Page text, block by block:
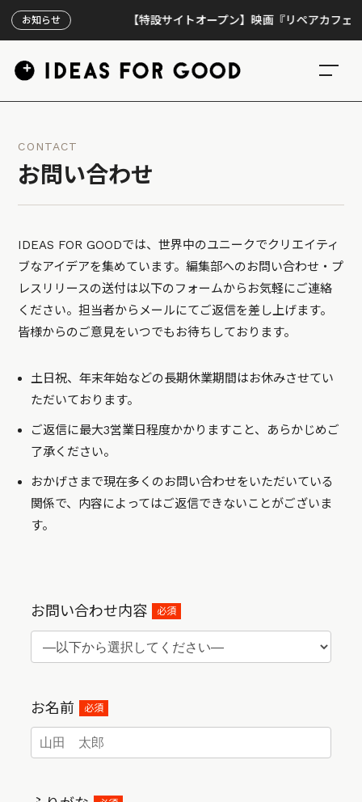
お知らせ 【特設サイトオープン】映画『リペアカフェ』
CONTACT
お問い合わせ
IDEAS FOR GOODでは、世界中のユニークでクリエイティ
ブなアイデアを集めています。編集部へのお問い合わせ・プ
レスリリースの送付は以下のフォームからお気軽にご連絡
ください。担当者からメールにてご返信を差し上げます。
皆様からのご意見をいつでもお待ちしております。
土日祝、年末年始などの長期休業期間はお休みさせてい
ただいております。
ご返信に最大3営業日程度かかりますこと、あらかじめご
了承ください。
おかげさまで現在多くのお問い合わせをいただいている
関係で、内容によってはご返信できないことがございま
す。
お問い合わせ内容 必須
お名前 必須